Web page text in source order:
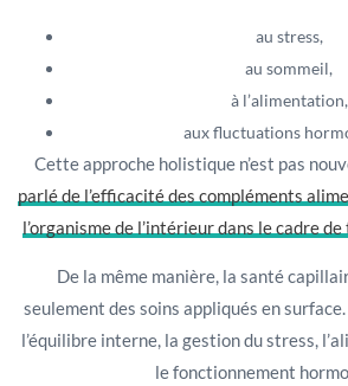
au stress,
au sommeil,
à l’alimentation,
aux fluctuations
Cette approche holistique n’est pas
parlé de l’efficacité des compléments
l’organisme de l’intérieur dans le cadre
De la même manière, la santé
seulement des soins appliqués en
l’équilibre interne, la gestion du stress,
le fonctionnement